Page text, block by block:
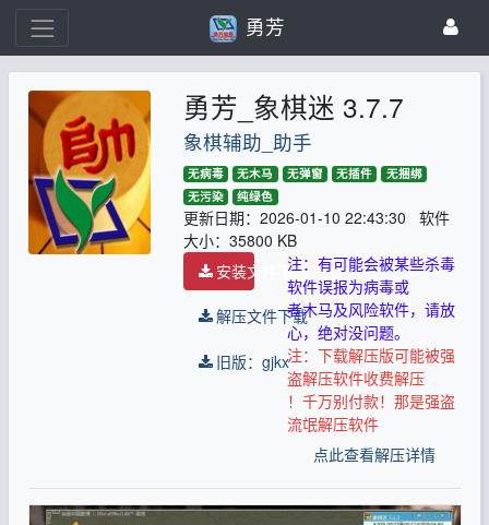
勇芳
勇芳_象棋迷 3.7.7
象棋辅助_助手
无病毒 无木马 无弹窗 无插件
无捆绑
无污染
纯绿色
更新日期：2026-01-10 22:43:30 软件
大小：35800 KB
安装文件下载
解压文件下载
旧版：gjkx
注：有可能会被某些杀毒
软件误报为病毒或
者木马及风险软件，请放
心，绝对没问题。
注：下载解压版可能被强
盗解压软件收费解压
！千万别付款！那是强盗
流氓解压软件
点此查看解压详情